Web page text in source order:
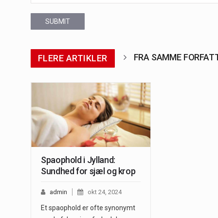
SUBMIT
FLERE ARTIKLER FRA SAMME
Spaophold i Jylland:
Sundhed for sjæl og krop
admin okt 24, 2024
Et spaophold er ofte synonymt